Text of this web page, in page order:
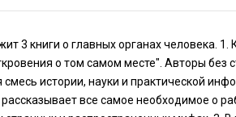
3 книги о главных органах человека.
о том самом месте". Авторы без
смесь истории, науки и практической
все самое необходимое о